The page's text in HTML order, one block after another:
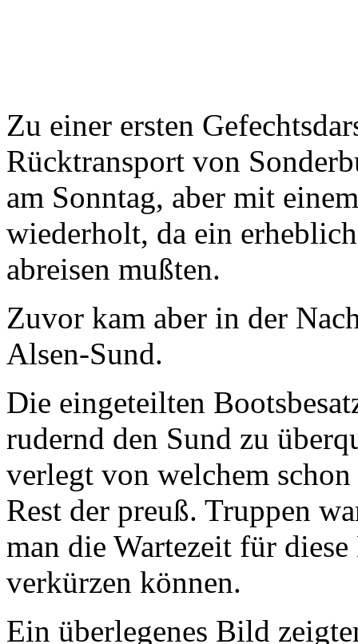
Zu einer ersten
Rücktransport von
am Sonntag, aber mit
wiederholt, da ein
abreisen mußten.
Zuvor kam aber in der
Alsen-Sund.
Die eingeteilten
rudernd den Sund zu
verlegt von welchem
Rest der preuß. Truppen
man die Wartezeit für
verkürzen können.
Ein überlegenes Bild